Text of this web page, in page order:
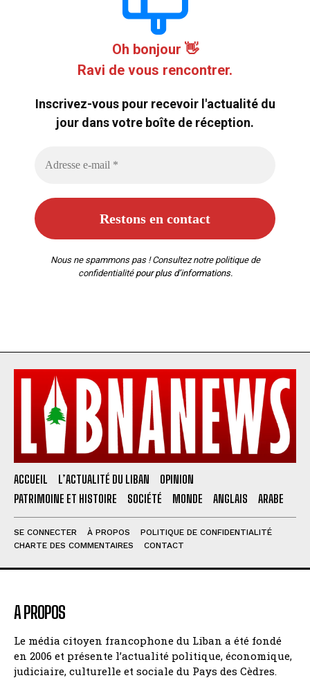
Oh bonjour 👋
Ravi de vous rencontrer.
Inscrivez-vous pour recevoir l'actualité du
jour dans votre boîte de réception.
Nous ne spammons pas ! Consultez notre politique de
confidentialitépour plus d’informations.
ACCUEIL L’ACTUALITÉ DU LIBAN
OPINION
PATRIMOINE ET HISTOIRE
SOCIÉTÉ MONDE ANGLAIS ARABE
SE CONNECTER À PROPOS
POLITIQUE DE CONFIDENTIALITÉ
CHARTE DES COMMENTAIRES
CONTACT
A PROPOS
Le média citoyen francophone du Liban a été fondé
en 2006 et présente l’actualité politique, économique,
judiciaire, culturelle et sociale du Pays des Cèdres.